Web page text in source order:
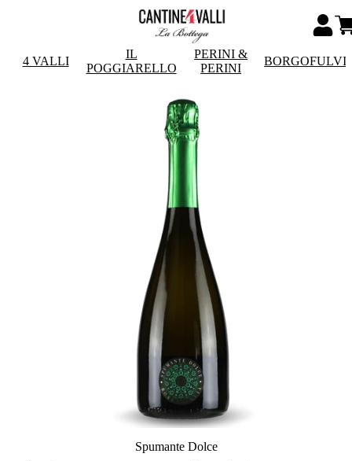
4 VALLI
IL
POGGIARELLO
PERINI &
PERINI
Spumante Dolce